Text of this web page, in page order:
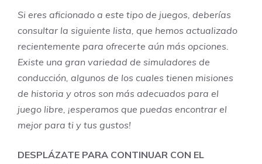
Si eres aficionado a este tipo de juegos, deberías
consultar la siguiente lista, que hemos actualizado
recientemente para ofrecerte aún más opciones.
Existe una gran variedad de simuladores de
conducción, algunos de los cuales tienen misiones
de historia y otros son más adecuados para el
juego libre, ¡esperamos que puedas encontrar el
mejor para ti y tus gustos!
DESPLÁZATE PARA CONTINUAR CON EL